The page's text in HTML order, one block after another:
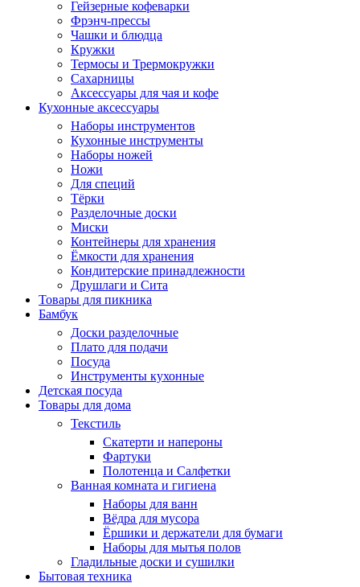
Гейзерные кофеварки
Фрэнч-прессы
Чашки и блюдца
Кружки
Термосы и Трермокружки
Сахарницы
Аксессуары для чая и кофе
Кухонные аксессуары
Наборы инструментов
Кухонные инструменты
Наборы ножей
Ножи
Для специй
Тёрки
Разделочные доски
Миски
Контейнеры для хранения
Ёмкости для хранения
Кондитерские принадлежности
Друшлаги и Сита
Товары для пикника
Бамбук
Доски разделочные
Плато для подачи
Посуда
Инструменты кухонные
Детская посуда
Товары для дома
Текстиль
Скатерти и напероны
Фартуки
Полотенца и Салфетки
Ванная комната и гигиена
Наборы для ванн
Вёдра для мусора
Ёршики и держатели для бумаги
Наборы для мытья полов
Гладильные доски и сушилки
Бытовая техника